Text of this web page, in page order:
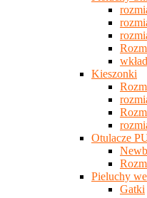
Kieszonki
Otulacze
Pieluchy
Gatki